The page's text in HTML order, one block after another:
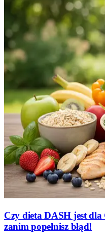
Czy dieta DASH jest dla
zanim popełnisz błąd!